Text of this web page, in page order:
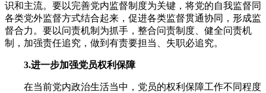
识和主流。要以完善党内监督制度为关键，将党的自我监督同
各类党外监督方式结合起来，促进各类监督贯通协同，形成监
督合力。要以问责机制为抓手，整合问责制度、健全问责机
制，加强责任追究，做到有责要担当、失职必追究。
3.进一步加强党员权利保障
在当前党内政治生活当中，党员的权利保障工作不同程度